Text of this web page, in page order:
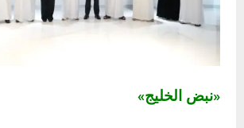
«نبض الخليج»